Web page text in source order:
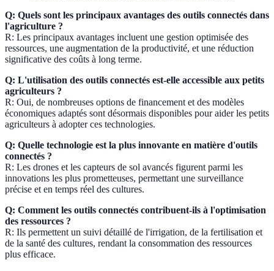
Q: Quels sont les principaux avantages des outils connectés dans
l'agriculture ?
R: Les principaux avantages incluent une gestion optimisée des
ressources, une augmentation de la productivité, et une réduction
significative des coûts à long terme.
Q: L'utilisation des outils connectés est-elle accessible aux petits
agriculteurs ?
R: Oui, de nombreuses options de financement et des modèles
économiques adaptés sont désormais disponibles pour aider les petits
agriculteurs à adopter ces technologies.
Q: Quelle technologie est la plus innovante en matière d'outils
connectés ?
R: Les drones et les capteurs de sol avancés figurent parmi les
innovations les plus prometteuses, permettant une surveillance
précise et en temps réel des cultures.
Q: Comment les outils connectés contribuent-ils à l'optimisation
des ressources ?
R: Ils permettent un suivi détaillé de l'irrigation, de la fertilisation et
de la santé des cultures, rendant la consommation des ressources
plus efficace.